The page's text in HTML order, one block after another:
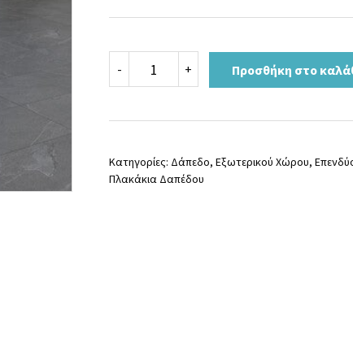
25,00 €.είναι:
-
ANTRACITA
ANTI
37x75
+ Προσθήκη στο
Κατηγορίες: Δάπεδο, Εξωτερικού Χώρου,
Πλακάκια Δαπέδου